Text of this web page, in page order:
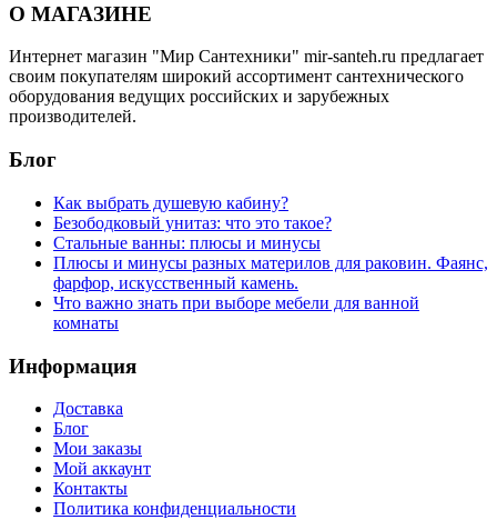
О МАГАЗИНЕ
Интернет магазин "Мир Сантехники" mir-santeh.ru предлагает
своим покупателям широкий ассортимент сантехнического
оборудования ведущих российских и зарубежных
производителей.
Блог
Как выбрать душевую кабину?
Безободковый унитаз: что это такое?
Стальные ванны: плюсы и минусы
Плюсы и минусы разных материлов для раковин. Фаянс,
фарфор, искусственный камень.
Что важно знать при выборе мебели для ванной
комнаты
Информация
Доставка
Блог
Мои заказы
Мой аккаунт
Контакты
Политика конфиденциальности